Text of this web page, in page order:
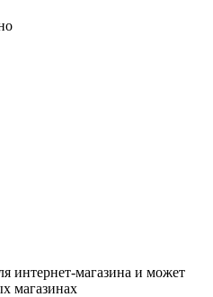
интернет-магазина и может
магазинах